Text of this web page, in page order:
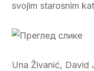
svojim starosnim
Una Živanić, David